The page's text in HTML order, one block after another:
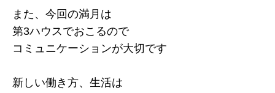
また、今回の満月は
第3ハウスでおこるので
コミュニケーションが大切です
新しい働き方、生活は